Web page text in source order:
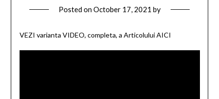
Posted onOctober 17, 2021 by
VEZI varianta VIDEO, completa, a Articolului AICI